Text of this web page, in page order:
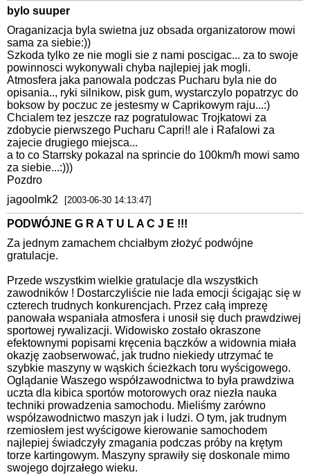
bylo suuper
Oraganizacja byla swietna juz obsada organizatorow mowi
sama za siebie:))
Szkoda tylko ze nie mogli sie z nami poscigac... za to swoje
powinnosci wykonywali chyba najlepiej jak mogli.
Atmosfera jaka panowala podczas Pucharu byla nie do
opisania.., ryki silnikow, pisk gum, wystarczylo popatrzyc do
boksow by poczuc ze jestesmy w Caprikowym raju...:)
Chcialem tez jeszcze raz pogratulowac Trojkatowi za
zdobycie pierwszego Pucharu Capri!! ale i Rafalowi za
zajecie drugiego miejsca...
a to co Starrsky pokazal na sprincie do 100km/h mowi samo
za siebie...:)))
Pozdro
jagoolmk2
[2003-06-30 14:13:47]
PODWÓJNE G R A T U L A C J E !!!
Za jednym zamachem chciałbym złożyć podwójne
gratulacje.
Przede wszystkim wielkie gratulacje dla wszystkich
zawodników ! Dostarczyliście nie lada emocji ścigając się w
czterech trudnych konkurencjach. Przez całą imprezę
panowała wspaniała atmosfera i unosił się duch prawdziwej
sportowej rywalizacji. Widowisko zostało okraszone
efektownymi popisami kręcenia bączków a widownia miała
okazję zaobserwować, jak trudno niekiedy utrzymać te
szybkie maszyny w wąskich ścieżkach toru wyścigowego.
Oglądanie Waszego współzawodnictwa to była prawdziwa
uczta dla kibica sportów motorowych oraz niezła nauka
techniki prowadzenia samochodu. Mieliśmy zarówno
współzawodnictwo maszyn jak i ludzi. O tym, jak trudnym
rzemiosłem jest wyścigowe kierowanie samochodem
najlepiej świadczyły zmagania podczas próby na krętym
torze kartingowym. Maszyny sprawiły się doskonale mimo
swojego dojrzałego wieku.